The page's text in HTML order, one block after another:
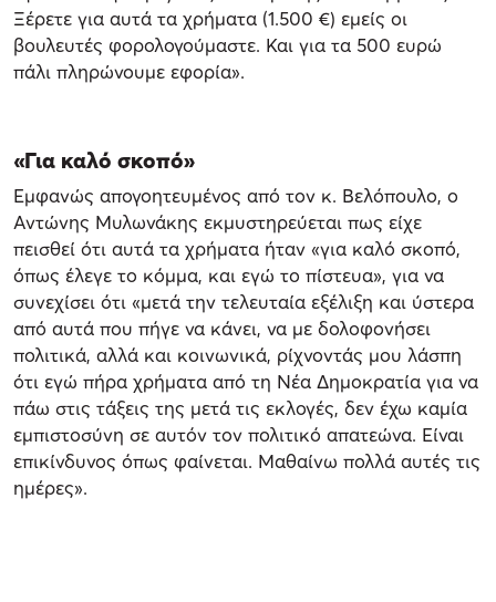
Ξέρετε για αυτά τα χρήματα (1.500 €) εμείς οι
βουλευτές φορολογούμαστε. Και για τα 500 ευρώ
πάλι πληρώνουμε εφορία».
«Για καλό σκοπό»
Εμφανώς απογοητευμένος από τον κ. Βελόπουλο, ο
Αντώνης Μυλωνάκης εκμυστηρεύεται πως είχε
πεισθεί ότι αυτά τα χρήματα ήταν «για καλό σκοπό,
όπως έλεγε το κόμμα, και εγώ το πίστευα», για να
συνεχίσει ότι «μετά την τελευταία εξέλιξη και ύστερα
από αυτά που πήγε να κάνει, να με δολοφονήσει
πολιτικά, αλλά και κοινωνικά, ρίχνοντάς μου λάσπη
ότι εγώ πήρα χρήματα από τη Νέα Δημοκρατία για να
πάω στις τάξεις της μετά τις εκλογές, δεν έχω καμία
εμπιστοσύνη σε αυτόν τον πολιτικό απατεώνα. Είναι
επικίνδυνος όπως φαίνεται. Μαθαίνω πολλά αυτές τις
ημέρες».